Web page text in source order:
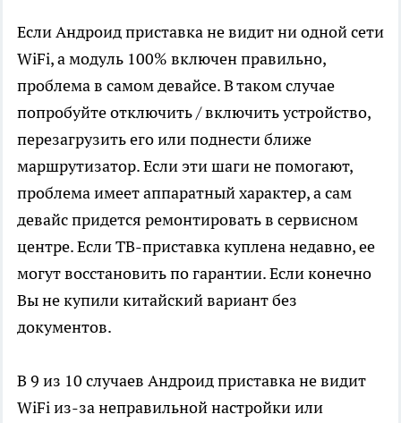
Если Андроид приставка не видит ни одной сети
WiFi, а модуль 100% включен правильно,
проблема в самом девайсе. В таком случае
попробуйте отключить / включить устройство,
перезагрузить его или поднести ближе
маршрутизатор. Если эти шаги не помогают,
проблема имеет аппаратный характер, а сам
девайс придется ремонтировать в сервисном
центре. Если ТВ-приставка куплена недавно, ее
могут восстановить по гарантии. Если конечно
Вы не купили китайский вариант без
документов.
В 9 из 10 случаев Андроид приставка не видит
WiFi из-за неправильной настройки или